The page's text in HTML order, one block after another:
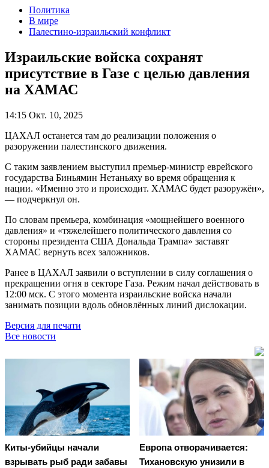
Политика
В мире
Палестино-израильский конфликт
Израильские войска сохранят
присутствие в Газе с целью давления
на ХАМАС
14:15 Окт. 10, 2025
ЦАХАЛ останется там до реализации положения о
разоружении палестинского движения.
С таким заявлением выступил премьер-министр еврейского
государства Биньямин Нетаньяху во время обращения к
нации. «Именно это и происходит. ХАМАС будет разоружён»,
— подчеркнул он.
По словам премьера, комбинация «мощнейшего военного
давления» и «тяжелейшего политического давления со
стороны президента США Дональда Трампа» заставят
ХАМАС вернуть всех заложников.
Ранее в ЦАХАЛ заявили о вступлении в силу соглашения о
прекращении огня в секторе Газа. Режим начал действовать в
12:00 мск. С этого момента израильские войска начали
занимать позиции вдоль обновлённых линий дислокации.
Версия для печати
Все новости
Киты-убийцы начали
взрывать рыб ради забавы
Европа отворачивается:
Тихановскую унизили в